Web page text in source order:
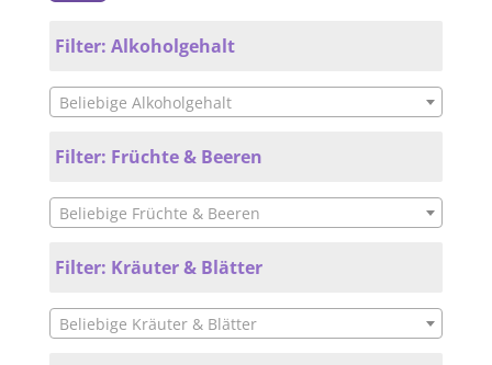
Filter: Alkoholgehalt
Beliebige Alkoholgehalt
Filter: Früchte & Beeren
Beliebige Früchte & Beeren
Filter: Kräuter & Blätter
Beliebige Kräuter & Blätter